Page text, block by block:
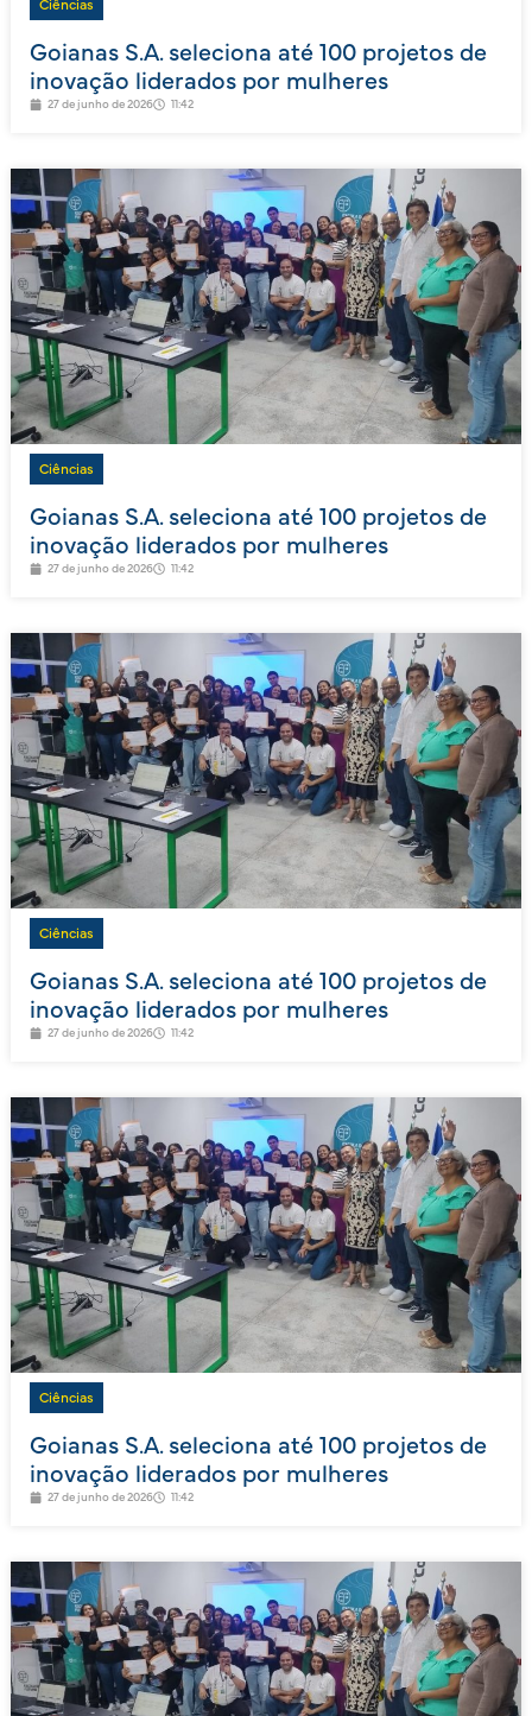
Ciências
Goianas S.A. seleciona até 100 projetos de
inovação liderados por mulheres
27 de junho de 2026 11:42
Ciências
Goianas S.A. seleciona até 100 projetos de
inovação liderados por mulheres
27 de junho de 2026 11:42
Ciências
Goianas S.A. seleciona até 100 projetos de
inovação liderados por mulheres
27 de junho de 2026 11:42
Ciências
Goianas S.A. seleciona até 100 projetos de
inovação liderados por mulheres
27 de junho de 2026 11:42